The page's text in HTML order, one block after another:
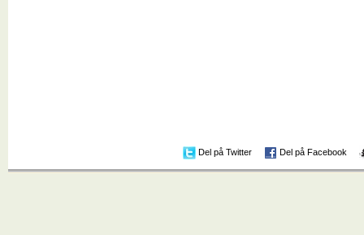
Del på Twitter Del på Facebook